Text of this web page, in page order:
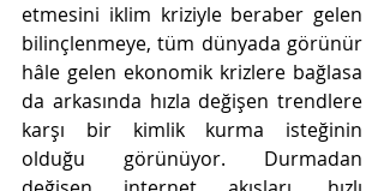
etmesini iklim kriziyle beraber gelen
bilinçlenmeye, tüm dünyada görünür
hâle gelen ekonomik krizlere bağlasa
da arkasında hızla değişen trendlere
karşı bir kimlik kurma isteğinin
olduğu görünüyor. Durmadan